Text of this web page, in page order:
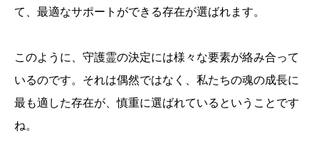
て、最適なサポートができる存在が選ばれます。
このように、守護霊の決定には様々な要素が絡み合って
いるのです。それは偶然ではなく、私たちの魂の成長に
最も適した存在が、慎重に選ばれているということです
ね。